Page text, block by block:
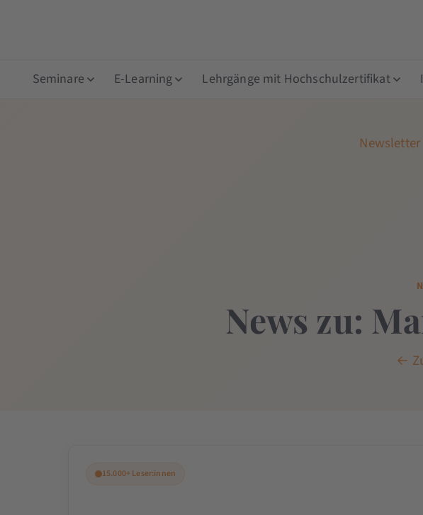
Seminare E-Learning Lehrgänge mit Hochschulzertifikat
Newsletter
News zu:
←
15.000+ Leser:innen